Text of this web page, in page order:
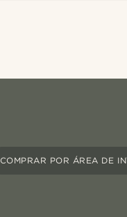
COMPRAR POR ÁREA DE